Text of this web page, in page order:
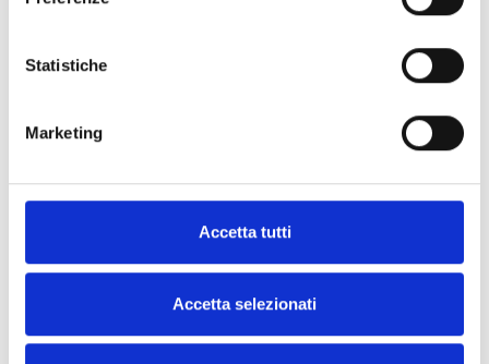
Statistiche
Marketing
Accetta tutti
Accetta selezionati
ACCESORIOS